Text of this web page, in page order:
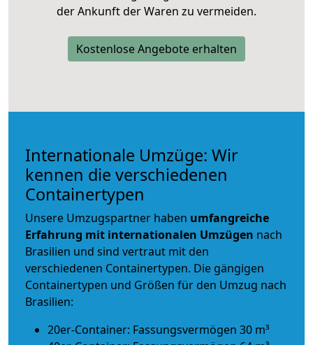
der Ankunft der Waren zu vermeiden.
Kostenlose Angebote erhalten
Internationale Umzüge: Wir
kennen die verschiedenen
Containertypen
Unsere Umzugspartner haben umfangreiche
Erfahrung mit internationalen Umzügen nach
Brasilien und sind vertraut mit den
verschiedenen Containertypen. Die gängigen
Containertypen und Größen für den Umzug nach
Brasilien:
20er-Container: Fassungsvermögen 30 m³